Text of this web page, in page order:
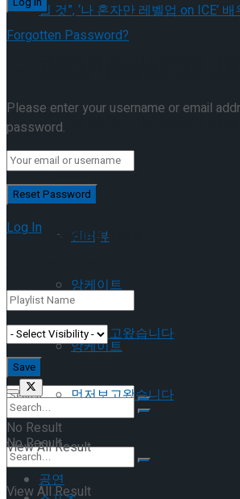
[인터뷰] “세계 어디에도 없던
이호원
Trending Tags
인터뷰
앙케이트
먼저보고왔습니다
No Result
View All Result
공연이 될 것”, ‘나 혼자만 레벨
이호원
Trending Tags
인터뷰
앙케이트
먼저보고왔습니다
Forgotten Password?
Please enter your username or email
password.
Log In
No Result
View All Result
공연